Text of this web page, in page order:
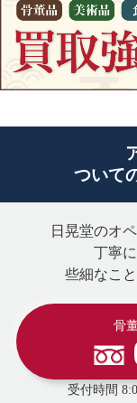
ついて
日晃堂のオ
丁寧
些細なこ
骨
受付時間